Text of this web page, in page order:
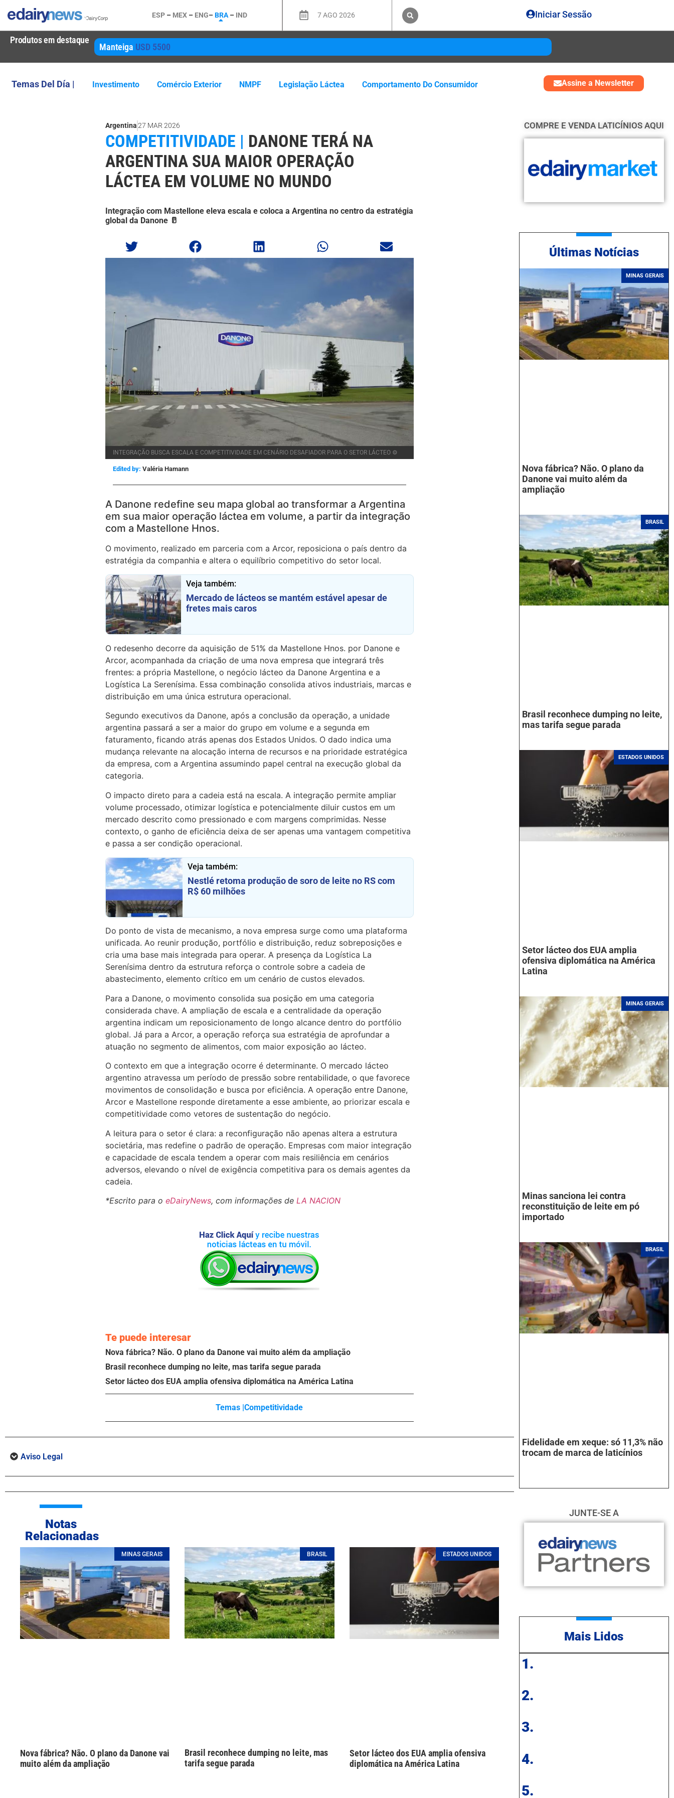
ESP – MEX – ENG–BRA – IND 7 AGO 2026 Iniciar Sessão
Produtos em destaque
Manteiga USD 5500
Temas Del Día | Investimento Comércio Exterior NMPF Legislação Láctea Comportamento Do Consumidor Assine a Newsletter
Argentina27 MAR 2026
COMPETITIVIDADE | DANONE TERÁ NA
ARGENTINA SUA MAIOR OPERAÇÃO
LÁCTEA EM VOLUME NO MUNDO
Integração com Mastellone eleva escala e coloca a Argentina no centro da estratégia
global da Danone 🥛
INTEGRAÇÃO BUSCA ESCALA E COMPETITIVIDADE EM CENÁRIO DESAFIADOR PARA O SETOR LÁCTEO ⚙️
Edited by: Valéria Hamann
A Danone redefine seu mapa global ao transformar a Argentina
em sua maior operação láctea em volume, a partir da integração
com a Mastellone Hnos.
O movimento, realizado em parceria com a Arcor, reposiciona o país dentro da
estratégia da companhia e altera o equilíbrio competitivo do setor local.
Veja também:
Mercado de lácteos se mantém estável apesar de
fretes mais caros
O redesenho decorre da aquisição de 51% da Mastellone Hnos. por Danone e
Arcor, acompanhada da criação de uma nova empresa que integrará três
frentes: a própria Mastellone, o negócio lácteo da Danone Argentina e a
Logística La Serenísima. Essa combinação consolida ativos industriais, marcas e
distribuição em uma única estrutura operacional.
Segundo executivos da Danone, após a conclusão da operação, a unidade
argentina passará a ser a maior do grupo em volume e a segunda em
faturamento, ficando atrás apenas dos Estados Unidos. O dado indica uma
mudança relevante na alocação interna de recursos e na prioridade estratégica
da empresa, com a Argentina assumindo papel central na execução global da
categoria.
O impacto direto para a cadeia está na escala. A integração permite ampliar
volume processado, otimizar logística e potencialmente diluir custos em um
mercado descrito como pressionado e com margens comprimidas. Nesse
contexto, o ganho de eficiência deixa de ser apenas uma vantagem competitiva
e passa a ser condição operacional.
Veja também:
Nestlé retoma produção de soro de leite no RS com
R$ 60 milhões
Do ponto de vista de mecanismo, a nova empresa surge como uma plataforma
unificada. Ao reunir produção, portfólio e distribuição, reduz sobreposições e
cria uma base mais integrada para operar. A presença da Logística La
Serenísima dentro da estrutura reforça o controle sobre a cadeia de
abastecimento, elemento crítico em um cenário de custos elevados.
Para a Danone, o movimento consolida sua posição em uma categoria
considerada chave. A ampliação de escala e a centralidade da operação
argentina indicam um reposicionamento de longo alcance dentro do portfólio
global. Já para a Arcor, a operação reforça sua estratégia de aprofundar a
atuação no segmento de alimentos, com maior exposição ao lácteo.
O contexto em que a integração ocorre é determinante. O mercado lácteo
argentino atravessa um período de pressão sobre rentabilidade, o que favorece
movimentos de consolidação e busca por eficiência. A operação entre Danone,
Arcor e Mastellone responde diretamente a esse ambiente, ao priorizar escala e
competitividade como vetores de sustentação do negócio.
A leitura para o setor é clara: a reconfiguração não apenas altera a estrutura
societária, mas redefine o padrão de operação. Empresas com maior integração
e capacidade de escala tendem a operar com mais resiliência em cenários
adversos, elevando o nível de exigência competitiva para os demais agentes da
cadeia.
*Escrito para o eDairyNews, com informações de LA NACION
Te puede interesar
Nova fábrica? Não. O plano da Danone vai muito além da ampliação
Brasil reconhece dumping no leite, mas tarifa segue parada
Setor lácteo dos EUA amplia ofensiva diplomática na América Latina
Temas |Competitividade
Aviso Legal
Notas
Relacionadas
MINAS GERAIS
Nova fábrica? Não. O plano da Danone vai
muito além da ampliação
BRASIL
Brasil reconhece dumping no leite, mas
tarifa segue parada
ESTADOS UNIDOS
Setor lácteo dos EUA amplia ofensiva
diplomática na América Latina
COMPRE E VENDA LATICÍNIOS AQUI
Ú ltimas Notícias
MINAS GERAIS
Nova fábrica? Não. O plano da
Danone vai muito além da
ampliação
BRASIL
Brasil reconhece dumping no leite,
mas tarifa segue parada
ESTADOS UNIDOS
Setor lácteo dos EUA amplia
ofensiva diplomática na América
Latina
MINAS GERAIS
Minas sanciona lei contra
reconstituição de leite em pó
importado
BRASIL
Fidelidade em xeque: só 11,3% não
trocam de marca de laticínios
JUNTE-SE A
Mais Lidos
1.
2.
3.
4.
5.